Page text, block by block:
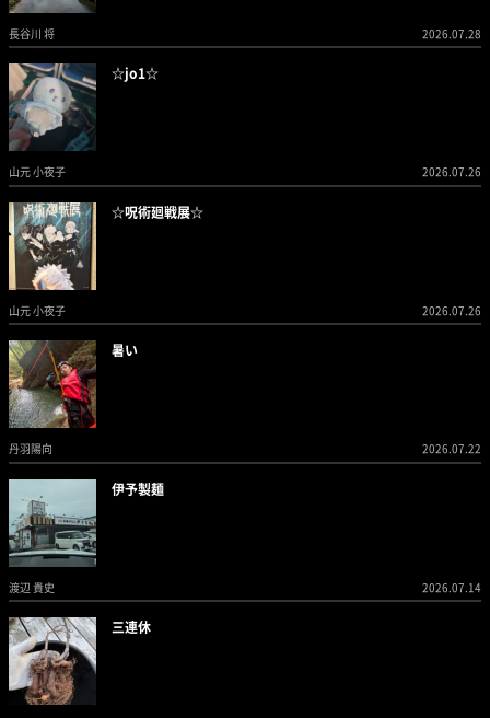
長谷川 将 2026.07.28
☆jo1☆
山元 小夜子 2026.07.26
☆呪術廻戦展☆
山元 小夜子 2026.07.26
暑い
丹羽陽向 2026.07.22
伊予製麺
渡辺 貴史 2026.07.14
三連休